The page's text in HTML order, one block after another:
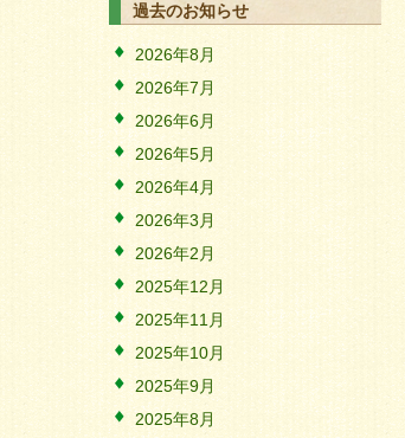
過去のお知らせ
2026年8月
2026年7月
2026年6月
2026年5月
2026年4月
2026年3月
2026年2月
2025年12月
2025年11月
2025年10月
2025年9月
2025年8月